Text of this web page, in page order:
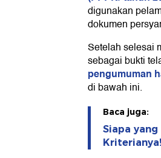
dan
2.
aktif
Jadwal
Teknis
digunakan
dokumen
Setelah selesai
sebagai bukti
pengumuman
di bawah ini.
Baca juga:
Siapa
Kriterianya!